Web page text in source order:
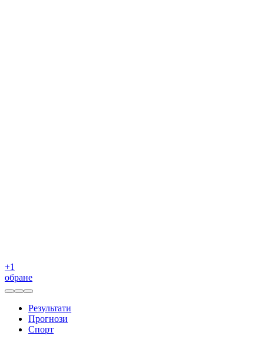
+1
обране
Результати
Прогнози
Спорт